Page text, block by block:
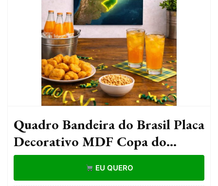
Quadro Bandeira do Brasil Placa
Decorativo MDF Copa do
mundo envio imediato
EU QUERO